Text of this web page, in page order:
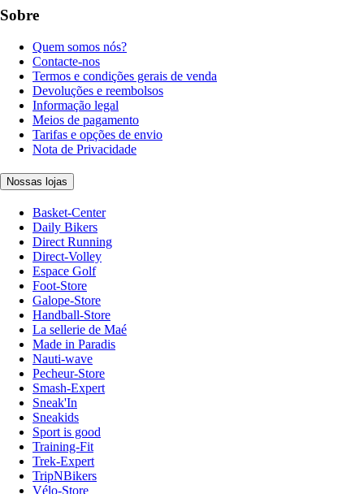
Sobre
Quem somos nós?
Contacte-nos
Termos e condições gerais de venda
Devoluções e reembolsos
Informação legal
Meios de pagamento
Tarifas e opções de envio
Nota de Privacidade
Nossas lojas
Basket-Center
Daily Bikers
Direct Running
Direct-Volley
Espace Golf
Foot-Store
Galope-Store
Handball-Store
La sellerie de Maé
Made in Paradis
Nauti-wave
Pecheur-Store
Smash-Expert
Sneak'In
Sneakids
Sport is good
Training-Fit
Trek-Expert
TripNBikers
Vélo-Store